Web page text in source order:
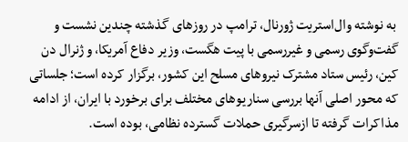
به نوشته وال‌استریت ژورنال، ترامپ در روزهای گذشته چندین نشست و
گفت‌وگوی رسمی و غیررسمی با پیت هگست، وزیر دفاع آمریکا، و ژنرال دن
کین، رئیس ستاد مشترک نیروهای مسلح این کشور، برگزار کرده است؛ جلساتی
که محور اصلی آنها بررسی سناریوهای مختلف برای برخورد با ایران، از ادامه
مذاکرات گرفته تا ازسرگیری حملات گسترده نظامی، بوده است.